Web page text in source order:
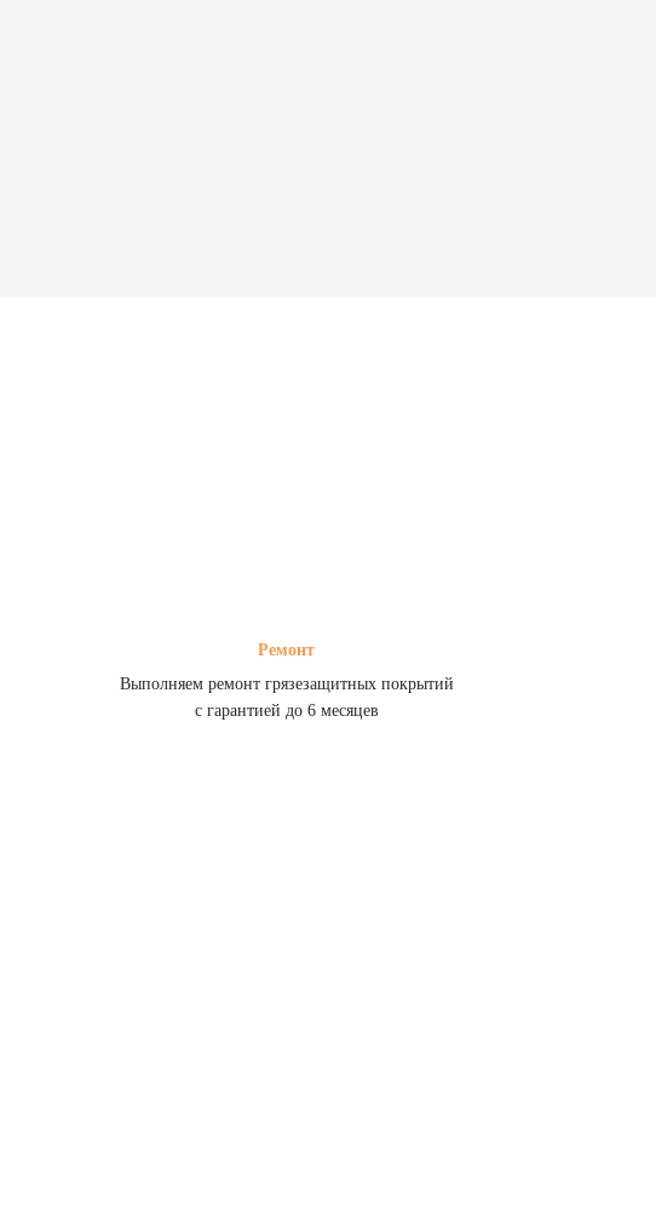
Ремонт
Выполняем ремонт грязезащитных покрытий
с гарантией до 6 месяцев